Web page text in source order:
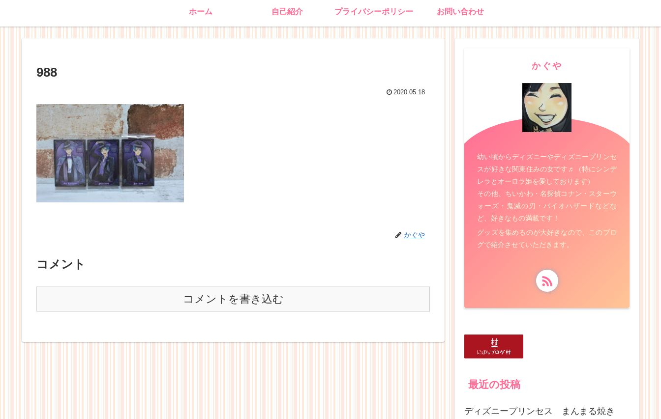
ホーム 自己紹介 プライバシーポリシー お問い合わせ
988
2020.05.18
かぐや
コメント
コメントを書き込む
かぐや
幼い頃からディズニーやディズニープリンセ
スが好きな関東住みの女です♬（特にシンデ
レラとオーロラ姫を愛しております）
その他、ちいかわ・名探偵コナン・スターウ
ォーズ・鬼滅の刃・バイオハザードなどな
ど、好きなもの満載です！
グッズを集めるのが大好きなので、このブロ
グで紹介させていただきます。
最近の投稿
ディズニープリンセス まんまる焼き